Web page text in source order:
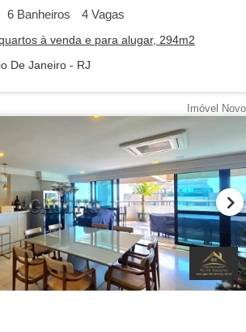
6 Banheiros 4 Vagas
à venda e para alugar, 294m2
De Janeiro - RJ
Imóvel Novo